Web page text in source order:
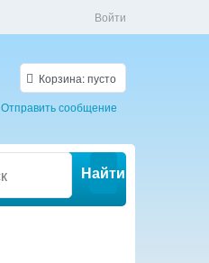
Войти
Корзина:пусто
Отправить сообщение
Найти